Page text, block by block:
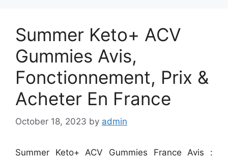
Summer Keto+ ACV
Gummies Avis,
Fonctionnement, Prix &
Acheter En France
October 18, 2023 by admin
Summer Keto+ ACV Gummies France Avis :